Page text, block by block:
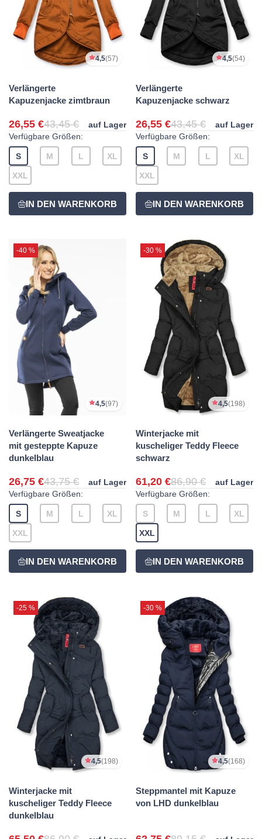
4,5(57)
Verlängerte
Kapuzenjacke zimtbraun
26,55 €43,45 €
auf Lager
Verfügbare Größen:
S M L XL
XXL
4,5(54)
Verlängerte
Kapuzenjacke schwarz
26,55 €43,45 €
auf Lager
Verfügbare Größen:
S M L XL
XXL
-40 %
4,5(97)
Verlängerte Sweatjacke
mit gesteppte Kapuze
dunkelblau
26,75 €43,75 €
auf Lager
Verfügbare Größen:
S M L XL
XXL
-30 %
4,5(198)
Winterjacke mit
kuscheliger Teddy Fleece
schwarz
61,20 €86,90 €
auf Lager
Verfügbare Größen:
S M L XL
XXL
-25 %
4,5(198)
Winterjacke mit
kuscheliger Teddy Fleece
dunkelblau
-30 %
4,5(168)
Steppmantel mit Kapuze
von LHD dunkelblau